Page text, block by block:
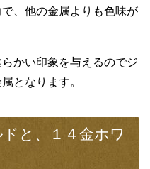
、他の金属よりも色味が
かい印象を与えるのでジ
となります。
と、１４金ホワ